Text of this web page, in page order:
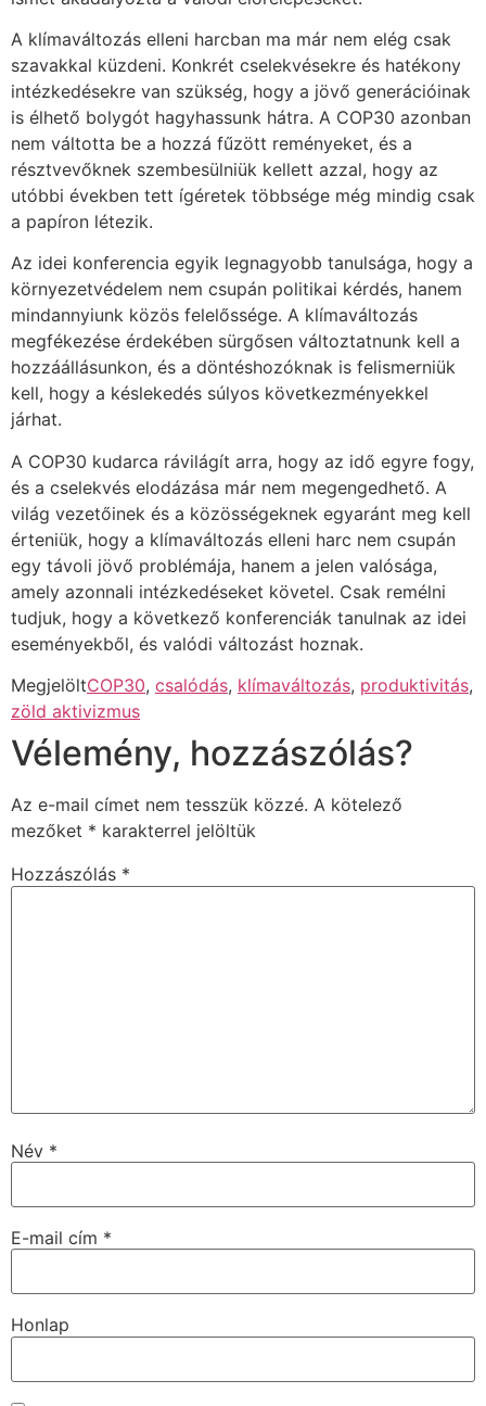
A klímaváltozás elleni harcban ma már nem elég csak
szavakkal küzdeni. Konkrét cselekvésekre és hatékony
intézkedésekre van szükség, hogy a jövő generációinak
is élhető bolygót hagyhassunk hátra. A COP30 azonban
nem váltotta be a hozzá fűzött reményeket, és a
résztvevőknek szembesülniük kellett azzal, hogy az
utóbbi években tett ígéretek többsége még mindig csak
a papíron létezik.
Az idei konferencia egyik legnagyobb tanulsága, hogy a
környezetvédelem nem csupán politikai kérdés, hanem
mindannyiunk közös felelőssége. A klímaváltozás
megfékezése érdekében sürgősen változtatnunk kell a
hozzáállásunkon, és a döntéshozóknak is felismerniük
kell, hogy a késlekedés súlyos következményekkel
járhat.
A COP30 kudarca rávilágít arra, hogy az idő egyre fogy,
és a cselekvés elodázása már nem megengedhető. A
világ vezetőinek és a közösségeknek egyaránt meg kell
érteniük, hogy a klímaváltozás elleni harc nem csupán
egy távoli jövő problémája, hanem a jelen valósága,
amely azonnali intézkedéseket követel. Csak remélni
tudjuk, hogy a következő konferenciák tanulnak az idei
eseményekből, és valódi változást hoznak.
MegjelöltCOP30, csalódás, klímaváltozás, produktivitás,
zöld aktivizmus
Vélemény, hozzászólás?
Az e-mail címet nem tesszük közzé. A kötelező
mezőket * karakterrel jelöltük
Hozzászólás *
Név *
E-mail cím *
Honlap